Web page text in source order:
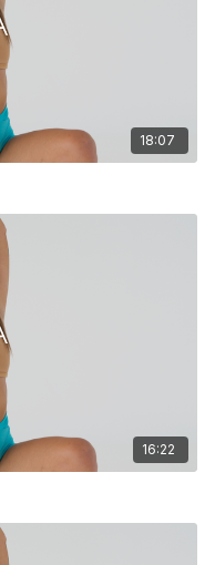
18:07
16:22